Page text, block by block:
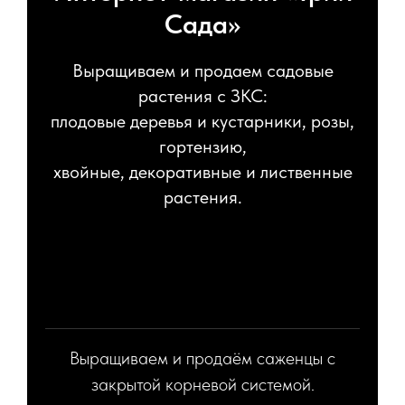
Сада»
Выращиваем и продаем садовые
растения с ЗКС:
плодовые деревья и кустарники, розы,
гортензию,
хвойные, декоративные и лиственные
растения.
Выращиваем и продаём саженцы с
закрытой корневой системой.